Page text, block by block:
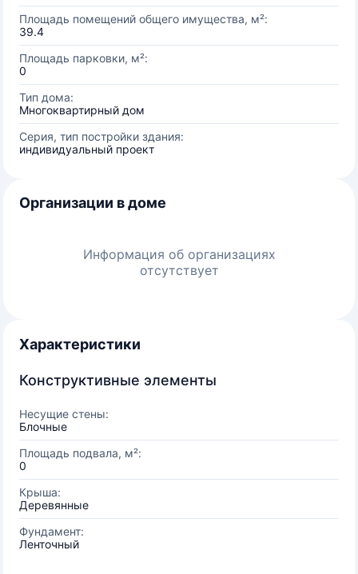
Площадь помещений общего имущества, м²:
39.4
Площадь парковки, м²:
0
Тип дома:
Многоквартирный дом
Серия, тип постройки здания:
индивидуальный проект
Организации в доме
Информация об организациях
отсутствует
Характеристики
Конструктивные элементы
Несущие стены:
Блочные
Площадь подвала, м²:
0
Крыша:
Деревянные
Фундамент:
Ленточный